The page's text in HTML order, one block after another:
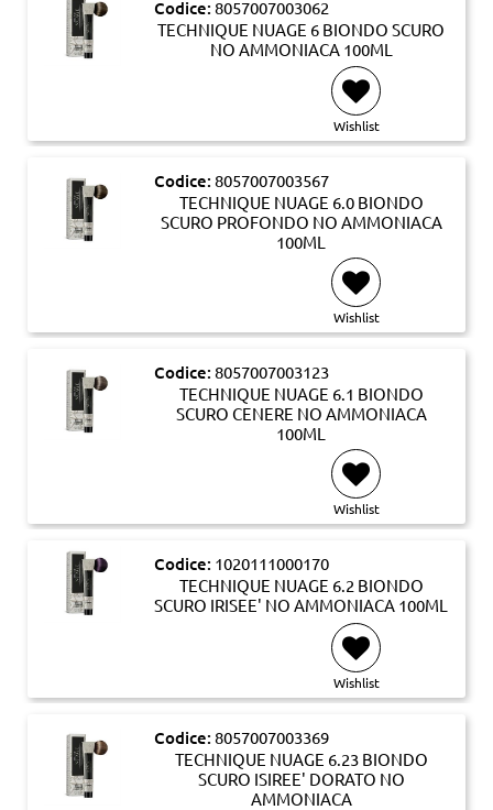
Codice: 8057007003062
TECHNIQUE NUAGE 6 BIONDO SCURO
NO AMMONIACA 100ML
Wishlist
Codice: 8057007003567
TECHNIQUE NUAGE 6.0 BIONDO
SCURO PROFONDO NO AMMONIACA
100ML
Wishlist
Codice: 8057007003123
TECHNIQUE NUAGE 6.1 BIONDO
SCURO CENERE NO AMMONIACA
100ML
Wishlist
Codice: 1020111000170
TECHNIQUE NUAGE 6.2 BIONDO
SCURO IRISEE' NO AMMONIACA 100ML
Wishlist
Codice: 8057007003369
TECHNIQUE NUAGE 6.23 BIONDO
SCURO ISIREE' DORATO NO
AMMONIACA